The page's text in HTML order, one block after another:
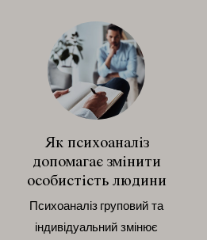
Як психоаналіз
допомагає змінити
особистість людини
Психоаналіз груповий та
індивідуальний змінює